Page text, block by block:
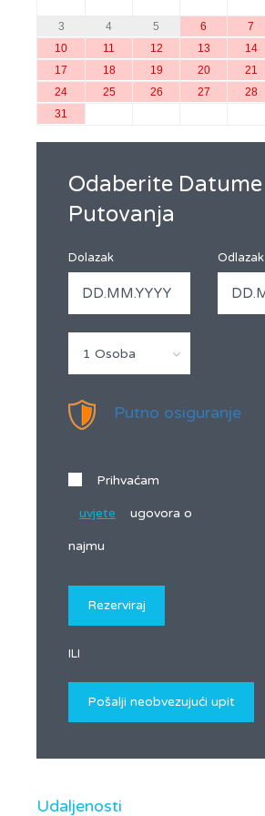
3
4 5 6 7
10
11 12 13 14
17
18 19 20 21
24
25 26 27 28
31
Odaberite Datume
Putovanja
Dolazak Odlazak
1 Osoba
Putno osiguranje
Prihvaćam
uvjete ugovora o
najmu
ILI
Udaljenosti